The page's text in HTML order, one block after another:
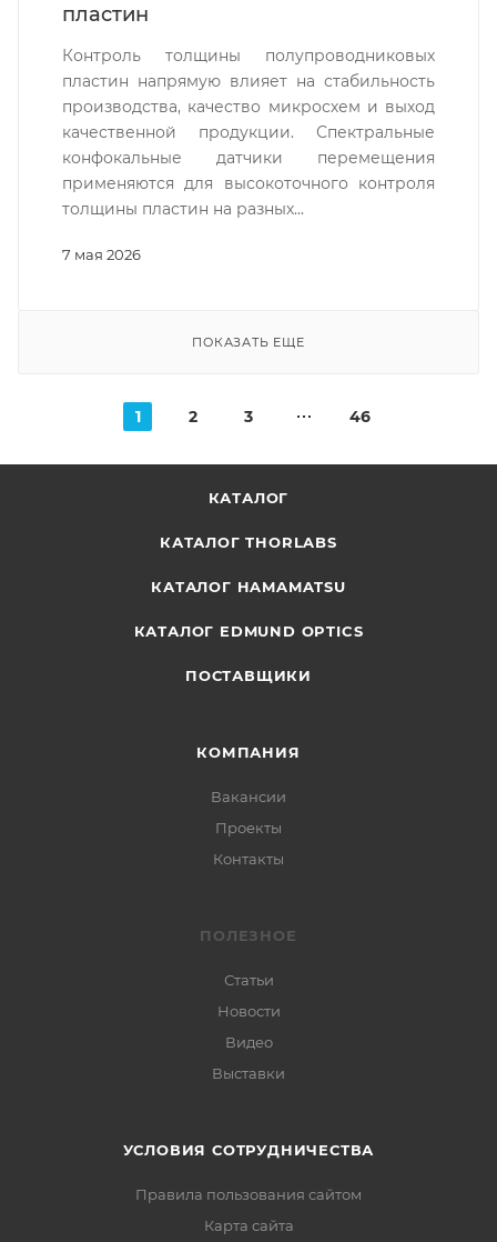
7 мая 2026
пластин
Контроль толщины полупроводниковых
пластин напрямую влияет на стабильность
производства, качество микросхем и выход
качественной продукции. Спектральные
конфокальные датчики перемещения
применяются для высокоточного контроля
толщины пластин на разных...
ПОКАЗАТЬ ЕЩЕ
1 2 3 46
КАТАЛОГ
КАТАЛОГ THORLABS
КАТАЛОГ HAMAMATSU
КАТАЛОГ EDMUND OPTICS
ПОСТАВЩИКИ
КОМПАНИЯ
Вакансии
Проекты
Контакты
ПОЛЕЗНОЕ
Статьи
Новости
Видео
Выставки
УСЛОВИЯ СОТРУДНИЧЕСТВА
Правила пользования сайтом
Карта сайта